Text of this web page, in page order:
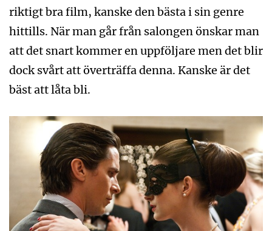
riktigt bra film, kanske den bästa i sin genre
hittills. När man går från salongen önskar man
att det snart kommer en uppföljare men det blir
dock svårt att överträffa denna. Kanske är det
bäst att låta bli.